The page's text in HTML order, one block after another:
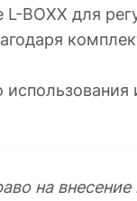
BOXX для
на